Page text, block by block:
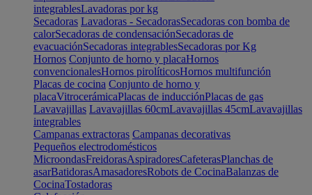
integrablesLavadoras por kg
Secadoras Lavadoras - SecadorasSecadoras con bomba de
calorSecadoras de condensaciónSecadoras de
evacuaciónSecadoras integrablesSecadoras por Kg
Hornos Conjunto de horno y placaHornos
convencionalesHornos pirolíticosHornos multifunción
Placas de cocina Conjunto de horno y
placaVitrocerámicaPlacas de inducciónPlacas de gas
Lavavajillas Lavavajillas 60cmLavavajillas 45cmLavavajillas
integrables
Campanas extractoras Campanas decorativas
Pequeños electrodomésticos
MicroondasFreidorasAspiradoresCafeterasPlanchas de
asarBatidorasAmasadoresRobots de CocinaBalanzas de
CocinaTostadoras